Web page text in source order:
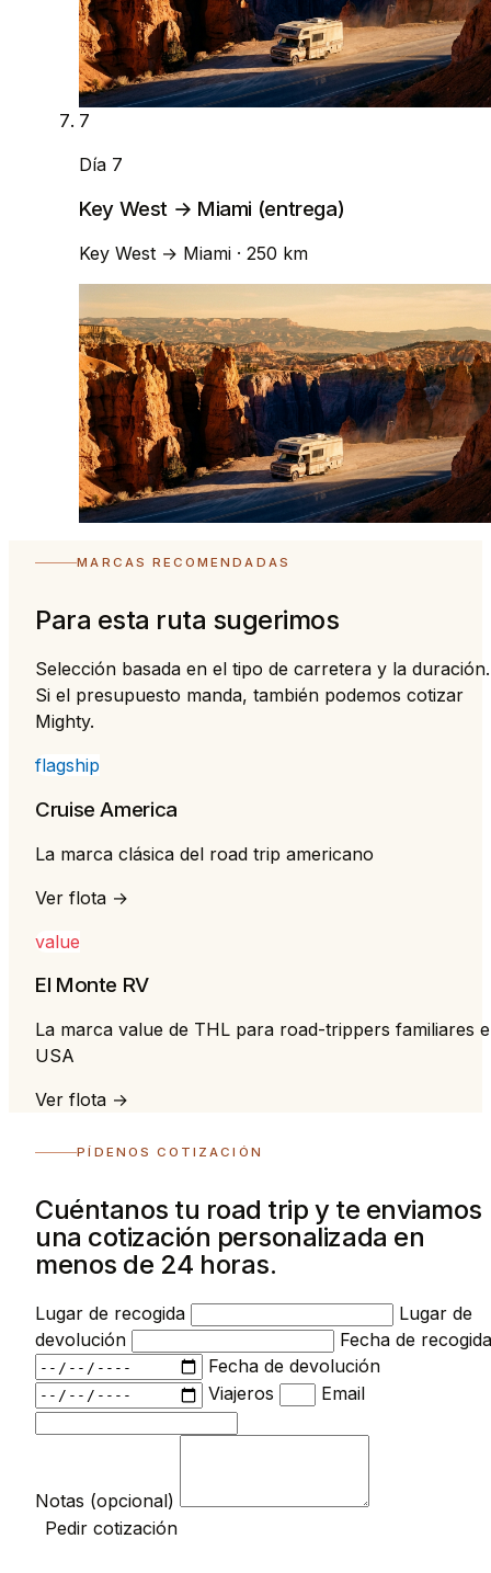
7
Día 7
Key West → Miami (entrega)
Key West → Miami · 250 km
MARCAS RECOMENDADAS
Para esta ruta sugerimos
Selección basada en el tipo de carretera y la duración.
Si el presupuesto manda, también podemos cotizar
Mighty.
flagship
Cruise America
La marca clásica del road trip americano
Ver flota →
value
El Monte RV
La marca value de THL para road-trippers familiares
USA
Ver flota →
PÍDENOS COTIZACIÓN
Cuéntanos tu road trip y te enviamos
una cotización personalizada en
menos de 24 horas.
Lugar de recogida
Lugar de
devolución
Fecha de recogida
Fecha de devolución
Viajeros
Email
Notas (opcional)
Pedir cotización